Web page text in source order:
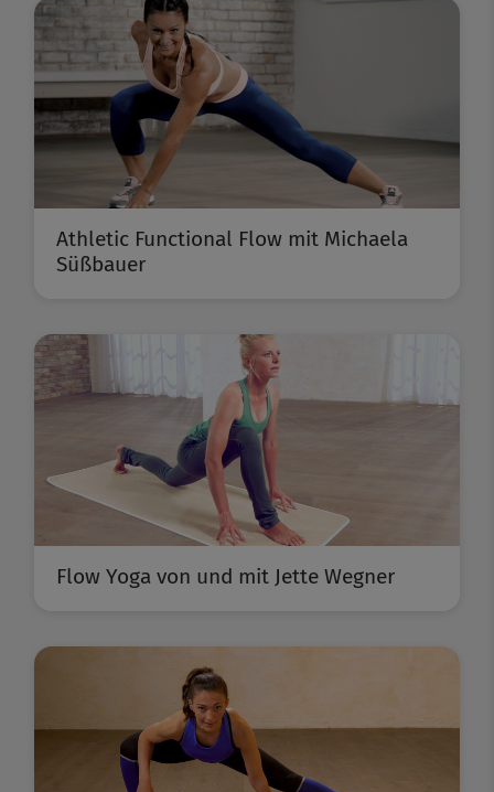
Athletic Functional Flow mit Michaela
Süßbauer
Flow Yoga von und mit Jette Wegner